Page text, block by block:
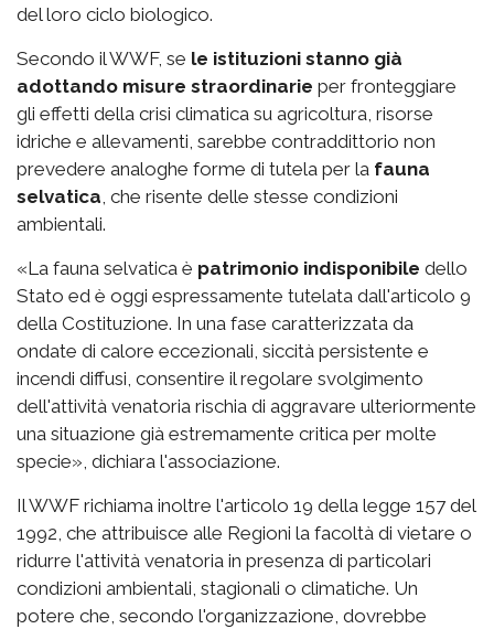
del loro ciclo biologico.
Secondo il WWF, se le istituzioni stanno già
adottando misure straordinarie per fronteggiare
gli effetti della crisi climatica su agricoltura, risorse
idriche e allevamenti, sarebbe contraddittorio non
prevedere analoghe forme di tutela per la fauna
selvatica, che risente delle stesse condizioni
ambientali.
«La fauna selvatica è patrimonio indisponibile dello
Stato ed è oggi espressamente tutelata dall'articolo 9
della Costituzione. In una fase caratterizzata da
ondate di calore eccezionali, siccità persistente e
incendi diffusi, consentire il regolare svolgimento
dell'attività venatoria rischia di aggravare ulteriormente
una situazione già estremamente critica per molte
specie», dichiara l'associazione.
Il WWF richiama inoltre l'articolo 19 della legge 157 del
1992, che attribuisce alle Regioni la facoltà di vietare o
ridurre l'attività venatoria in presenza di particolari
condizioni ambientali, stagionali o climatiche. Un
potere che, secondo l'organizzazione, dovrebbe